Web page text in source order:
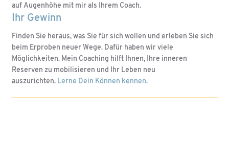
auf Augenhöhe mit mir als Ihrem Coach.
Ihr Gewinn
Finden Sie heraus, was Sie für sich wollen und erleben Sie sich
beim Erproben neuer Wege. Dafür haben wir viele
Möglichkeiten. Mein Coaching hilft Ihnen, Ihre inneren
Reserven zu mobilisieren und Ihr Leben neu
auszurichten. Lerne Dein Können kennen.